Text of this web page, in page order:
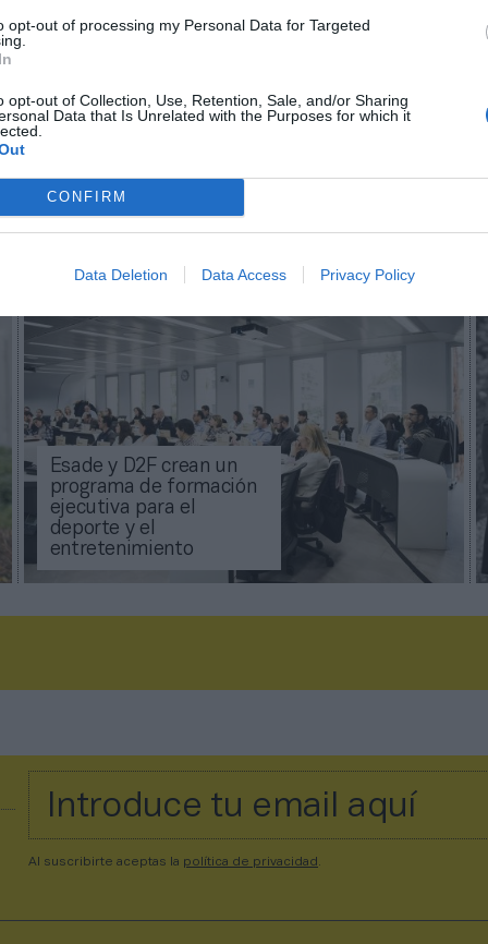
opt-out of processing my Personal Data for Targeted
opt-out of Collection, Use, Retention, Sale, and/or Sharing
Data that Is Unrelated with the Purposes for which it
CONFIRM
Data Deletion Data Access Privacy Policy
no formas parte de 2Playbook
¡Hazte Socio para acceder a este contenido exclusivo!
¡Suscríbete! Inicia sesión
Esade y D2F crean un
programa de formación
ejecutiva para el
deporte y el
entretenimiento
Al suscribirte aceptas la política de privacidad